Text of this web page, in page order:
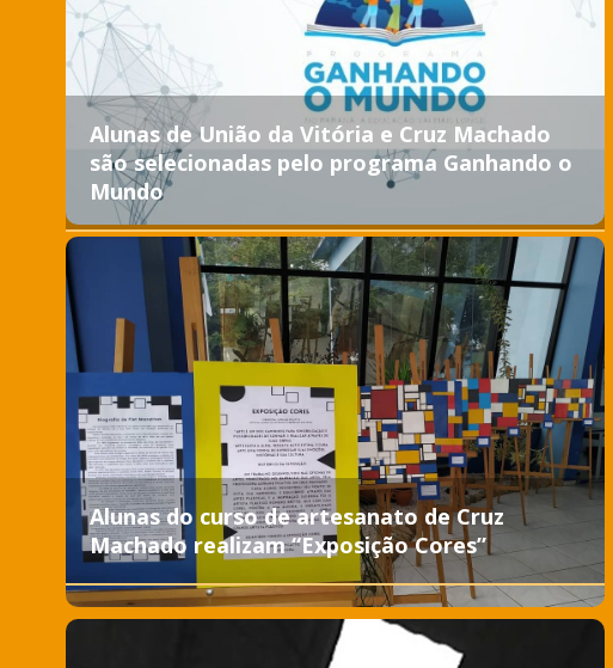
Alunas de União da Vitória e Cruz Machado
são selecionadas pelo programa Ganhando o
Mundo
Alunas do curso de artesanato de Cruz
Machado realizam “Exposição Cores”